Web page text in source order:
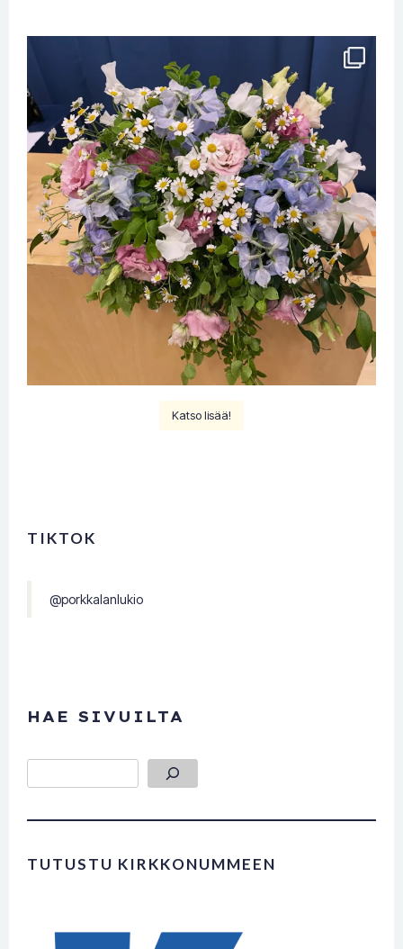
Katso lisää!
TIKTOK
@porkkalanlukio
HAE SIVUILTA
TUTUSTU KIRKKONUMMEEN